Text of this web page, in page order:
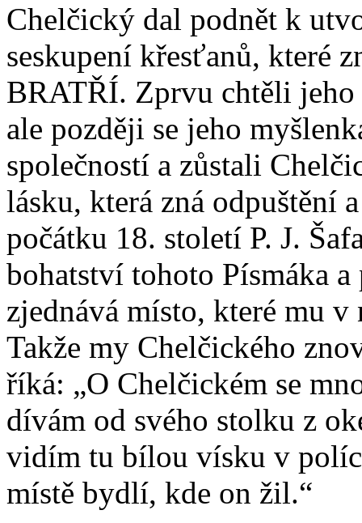
Chelčický dal podnět k
seskupení křesťanů, které
BRATŘÍ. Zprvu chtěli
ale později se jeho
společností a zůstali
lásku, která zná odpuštění
počátku 18. století P. J.
bohatství tohoto Písmáka
zjednává místo, které mu v
Takže my Chelčického
říká: „O Chelčickém se
dívám od svého stolku z
vidím tu bílou vísku v
místě bydlí, kde on žil.“